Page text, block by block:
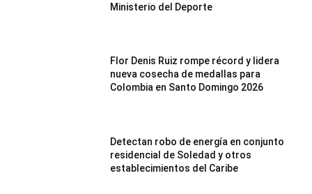
Ministerio del Deporte
Flor Denis Ruiz rompe récord y lidera
nueva cosecha de medallas para
Colombia en Santo Domingo 2026
Detectan robo de energía en conjunto
residencial de Soledad y otros
establecimientos del Caribe